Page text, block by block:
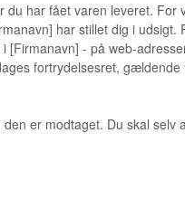
du har fået varen leveret.
har stillet dig i udsigt.
[Firmanavn] - på web-
fortrydelsesret,
er modtaget. Du skal selv